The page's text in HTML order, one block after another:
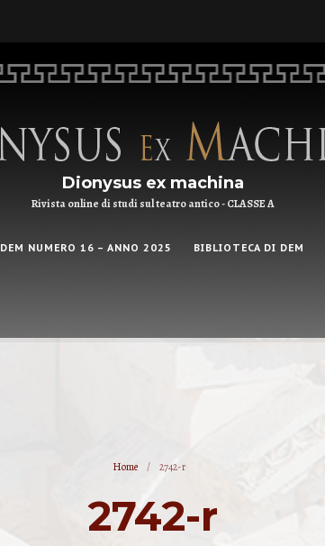
Dionysus ex machina
Rivista online di studi sul teatro antico - CLASSE A
DEM NUMERO 16 – ANNO 2025 BIBLIOTECA DI DEM
Home / 2742-r
2742-r